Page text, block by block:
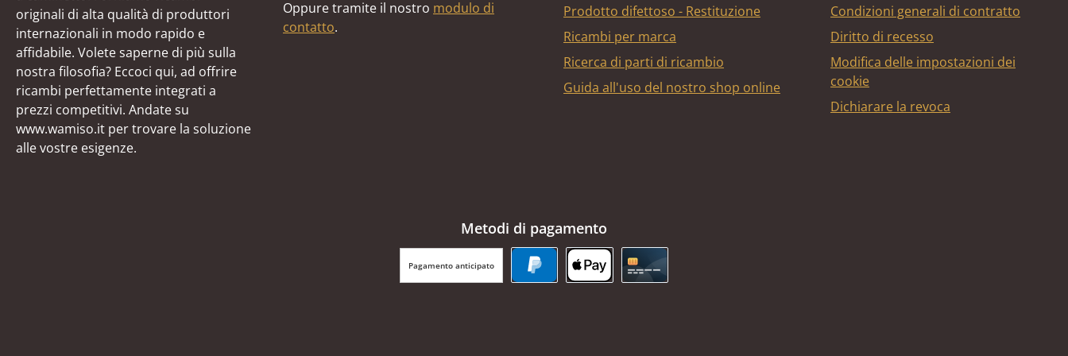
originali di alta qualità di produttori
internazionali in modo rapido e
affidabile. Volete saperne di più sulla
nostra filosofia? Eccoci qui, ad offrire
ricambi perfettamente integrati a
prezzi competitivi. Andate su
www.wamiso.it per trovare la soluzione
alle vostre esigenze.
Oppure tramite il nostro modulo di
contatto.
Prodotto difettoso - Restituzione
Ricambi per marca
Ricerca di parti di ricambio
Guida all'uso del nostro shop online
Condizioni generali di contratto
Diritto di recesso
Modifica delle impostazioni dei
cookie
Dichiarare la revoca
Metodi di pagamento
Pagamento anticipato